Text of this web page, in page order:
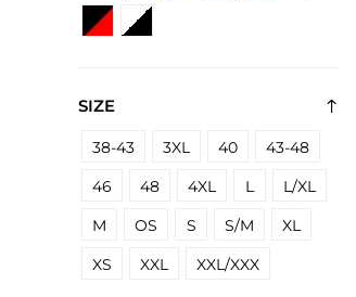
SIZE
38-43 3XL 40
43-48
46
48 4XL L
L/XL
M
OS S S/M
XL
XS
XXL XXL/XXX